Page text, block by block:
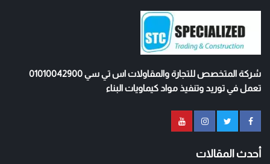
شركة المتخصص للتجارة والمقاولات اس تي سي 01010042900
تعمل في توريد وتنفيذ مواد كيماويات البناء
أحدث المقالات